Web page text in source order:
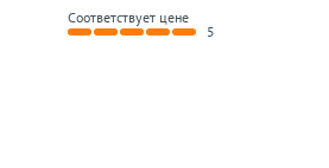
Соответствует цене
5